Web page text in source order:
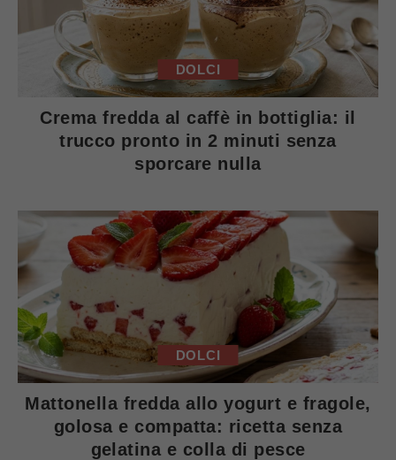
DOLCI
Crema fredda al caffè in bottiglia: il
trucco pronto in 2 minuti senza
sporcare nulla
DOLCI
Mattonella fredda allo yogurt e fragole,
golosa e compatta: ricetta senza
gelatina e colla di pesce